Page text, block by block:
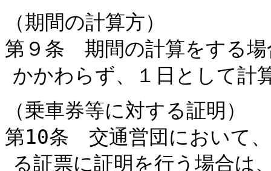
（期間の計算方）
第９条 期間の計算をする場
かかわらず、１日として計
（乗車券等に対する証明）
第10条 交通営団において
る証票に証明を行う場合は